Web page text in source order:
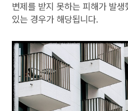
변제를 받지 못하는 피해가 발
있는 경우가 해당됩니다.